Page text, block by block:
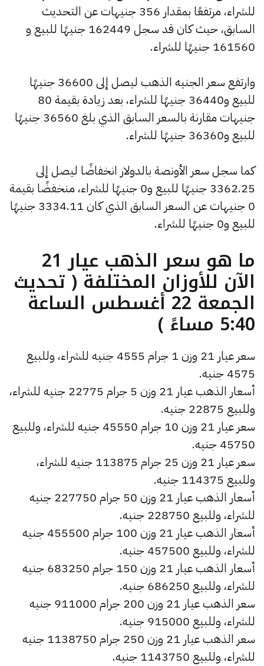
للشراء، مرتفعًا بمقدار 356 جنيهات عن التحديث
السابق، حيث كان قد سجل 162449 جنيهًا للبيع و
161560 جنيهًا للشراء.
وارتفع سعر الجنيه الذهب ليصل إلى 36600 جنيهًا
للبيع و36440 جنيهًا للشراء، بعد زيادة بقيمة 80
جنيهات مقارنة بالسعر السابق الذي بلغ 36560 جنيهًا
للبيع و36360 جنيهًا للشراء.
كما سجل سعر الأونصة بالدولار انخفاضًا ليصل إلى
3362.25 جنيهًا للبيع و0 جنيهًا للشراء، منخفضًا بقيمة
0 جنيهات عن السعر السابق الذي كان 3334.11 جنيهًا
للبيع و0 جنيهًا للشراء.
ما هو سعر الذهب عيار 21
الآن للأوزان المختلفة ( تحديث
الجمعة 22 أغسطس الساعة
5:40 مساءً )
سعر عيار 21 وزن 1 جرام 4555 جنيه للشراء، وللبيع
4575 جنيه.
أسعار الذهب عيار 21 وزن 5 جرام 22775 جنيه للشراء،
وللبيع 22875 جنيه.
سعر عيار 21 وزن 10 جرام 45550 جنيه للشراء، وللبيع
45750 جنيه.
سعر عيار 21 وزن 25 جرام 113875 جنيه للشراء،
وللبيع 114375 جنيه.
أسعار الذهب عيار 21 وزن 50 جرام 227750 جنيه
للشراء، وللبيع 228750 جنيه.
أسعار الذهب عيار 21 وزن 100 جرام 455500 جنيه
للشراء، وللبيع 457500 جنيه.
أسعار الذهب عيار 21 وزن 150 جرام 683250 جنيه
للشراء، وللبيع 686250 جنيه.
سعر الذهب عيار 21 وزن 200 جرام 911000 جنيه
للشراء، وللبيع 915000 جنيه.
سعر الذهب عيار 21 وزن 250 جرام 1138750 جنيه
للشراء، وللبيع 1143750 جنيه.